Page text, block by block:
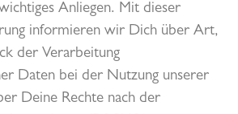
Anliegen. Mit dieser
informieren wir Dich über Art,
der Verarbeitung
Daten bei der Nutzung unserer
Deine Rechte nach der